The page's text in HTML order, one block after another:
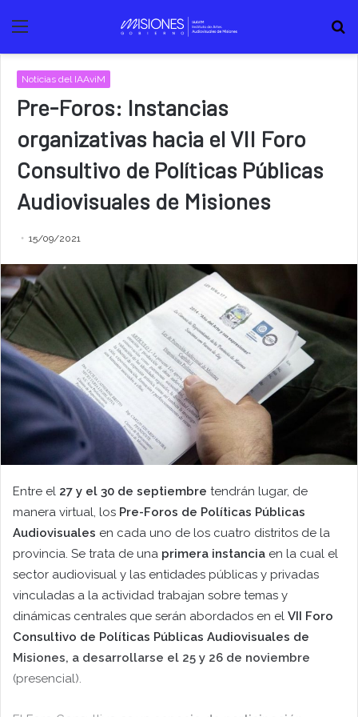
Menú
Noticias del IAAviM
Pre-Foros: Instancias
organizativas hacia el VII Foro
Consultivo de Políticas Públicas
Audiovisuales de Misiones
15/09/2021
Entre el 27 y el 30 de septiembre tendrán lugar, de
manera virtual, los Pre-Foros de Políticas Públicas
Audiovisuales en cada uno de los cuatro distritos de la
provincia. Se trata de una primera instancia en la cual el
sector audiovisual y las entidades públicas y privadas
vinculadas a la actividad trabajan sobre temas y
dinámicas centrales que serán abordados en el VII Foro
Consultivo de Políticas Públicas Audiovisuales de
Misiones, a desarrollarse el 25 y 26 de noviembre
(presencial).